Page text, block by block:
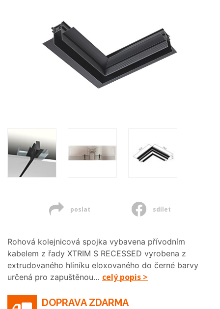
poslat sdílet
Rohová kolejnicová spojka vybavena přívodním
kabelem z řady XTRIM S RECESSED vyrobena z
extrudovaného hliníku eloxovaného do černé barvy
určená pro zapuštěnou… celý popis >
DOPRAVA ZDARMA